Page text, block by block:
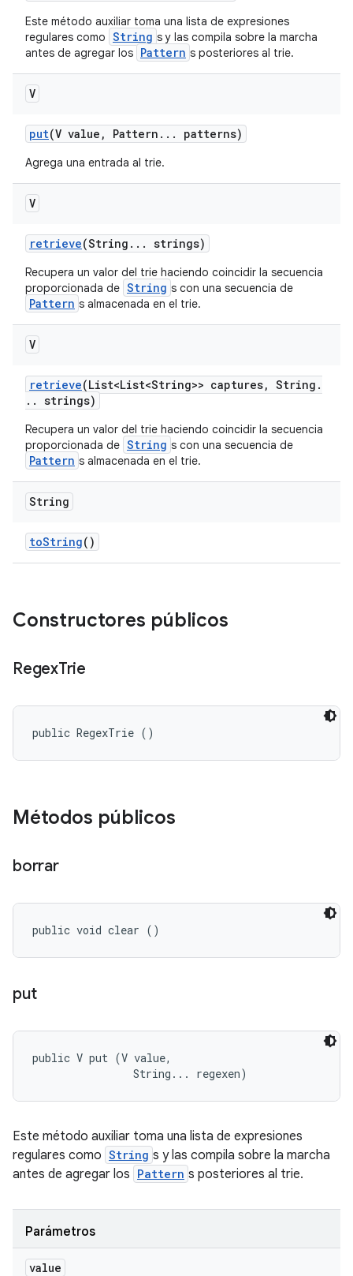
Este método auxiliar toma una lista de expresiones
regulares como String s y las compila sobre la marcha
antes de agregar los Pattern s posteriores al trie.
V
put(V value , Pattern . . . patterns)
Agrega una entrada al trie.
V
retrieve(String . . . strings)
Recupera un valor del trie haciendo coincidir la secuencia
proporcionada de String s con una secuencia de
Pattern s almacenada en el trie.
V
retrieve(List<List<String>> captures, String .
. . strings)
Recupera un valor del trie haciendo coincidir la secuencia
proporcionada de String s con una secuencia de
Pattern s almacenada en el trie.
String
toString()
Constructores públicos
RegexTrie
public RegexTrie ()
Métodos públicos
borrar
public void clear ()
put
public V put (V value,
                String... regexen)
Este método auxiliar toma una lista de expresiones
regulares como String s y las compila sobre la marcha
antes de agregar los Pattern s posteriores al trie.
Parámetros
value